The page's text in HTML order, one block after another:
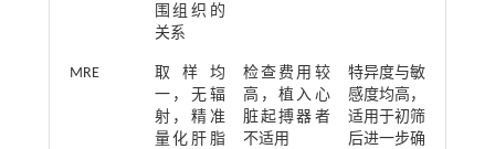
围组织的
关系
MRE
取样均
一，无辐
射，精准
量化肝脂
检查费用较
高，植入心
脏起搏器者
不适用
特异度与敏
感度均高，
适用于初筛
后进一步确